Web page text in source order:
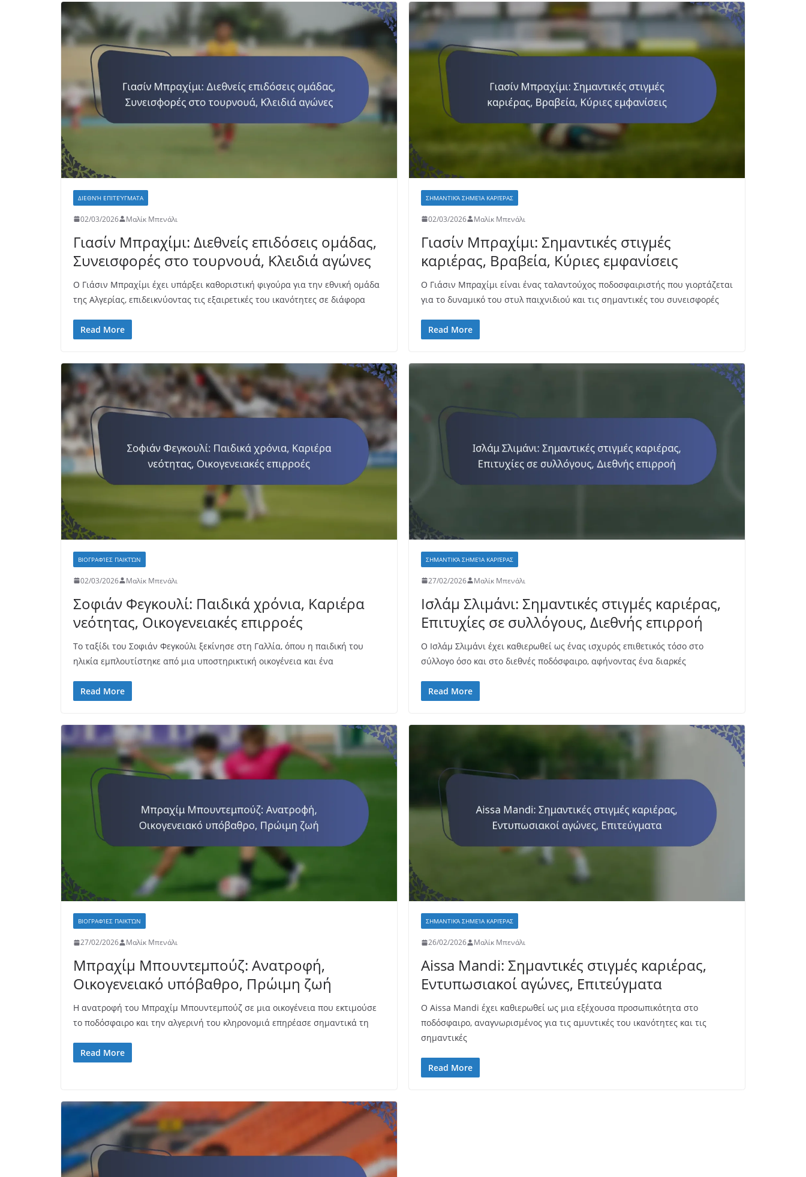
ΔΙΕΘΝΉ ΕΠΙΤΕΎΓΜΑΤΑ
02/03/2026 Μαλίκ Μπενάλι
Γιασίν Μπραχίμι: Διεθνείς επιδόσεις ομάδας,
Συνεισφορές στο τουρνουά, Κλειδιά αγώνες
Ο Γιάσιν Μπραχίμι έχει υπάρξει καθοριστική φιγούρα για την εθνική ομάδα
της Αλγερίας, επιδεικνύοντας τις εξαιρετικές του ικανότητες σε διάφορα
Read More
ΣΗΜΑΝΤΙΚΆ ΣΗΜΕΊΑ ΚΑΡΙΈΡΑΣ
02/03/2026 Μαλίκ Μπενάλι
Γιασίν Μπραχίμι: Σημαντικές στιγμές
καριέρας, Βραβεία, Κύριες εμφανίσεις
Ο Γιάσιν Μπραχίμι είναι ένας ταλαντούχος ποδοσφαιριστής που γιορτάζεται
για το δυναμικό του στυλ παιχνιδιού και τις σημαντικές του συνεισφορές
Read More
ΒΙΟΓΡΑΦΊΕΣ ΠΑΙΚΤΏΝ
02/03/2026 Μαλίκ Μπενάλι
Σοφιάν Φεγκουλί: Παιδικά χρόνια, Καριέρα
νεότητας, Οικογενειακές επιρροές
Το ταξίδι του Σοφιάν Φεγκούλι ξεκίνησε στη Γαλλία, όπου η παιδική του
ηλικία εμπλουτίστηκε από μια υποστηρικτική οικογένεια και ένα
Read More
ΣΗΜΑΝΤΙΚΆ ΣΗΜΕΊΑ ΚΑΡΙΈΡΑΣ
27/02/2026 Μαλίκ Μπενάλι
Ισλάμ Σλιμάνι: Σημαντικές στιγμές καριέρας,
Επιτυχίες σε συλλόγους, Διεθνής επιρροή
Ο Ισλάμ Σλιμάνι έχει καθιερωθεί ως ένας ισχυρός επιθετικός τόσο στο
σύλλογο όσο και στο διεθνές ποδόσφαιρο, αφήνοντας ένα διαρκές
Read More
ΒΙΟΓΡΑΦΊΕΣ ΠΑΙΚΤΏΝ
27/02/2026 Μαλίκ Μπενάλι
Μπραχίμ Μπουντεμπούζ: Ανατροφή,
Οικογενειακό υπόβαθρο, Πρώιμη ζωή
Η ανατροφή του Μπραχίμ Μπουντεμπούζ σε μια οικογένεια που εκτιμούσε
το ποδόσφαιρο και την αλγερινή του κληρονομιά επηρέασε σημαντικά τη
Read More
ΣΗΜΑΝΤΙΚΆ ΣΗΜΕΊΑ ΚΑΡΙΈΡΑΣ
26/02/2026 Μαλίκ Μπενάλι
Aissa Mandi: Σημαντικές στιγμές καριέρας,
Εντυπωσιακοί αγώνες, Επιτεύγματα
Ο Aissa Mandi έχει καθιερωθεί ως μια εξέχουσα προσωπικότητα στο
ποδόσφαιρο, αναγνωρισμένος για τις αμυντικές του ικανότητες και τις
σημαντικές
Read More